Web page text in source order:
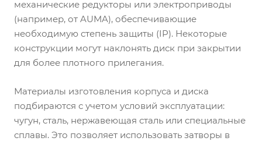
механические редукторы или электроприводы
(например, от AUMA), обеспечивающие
необходимую степень защиты (IP). Некоторые
конструкции могут наклонять диск при закрытии
для более плотного прилегания.
Материалы изготовления корпуса и диска
подбираются с учетом условий эксплуатации:
чугун, сталь, нержавеющая сталь или специальные
сплавы. Это позволяет использовать затворы в